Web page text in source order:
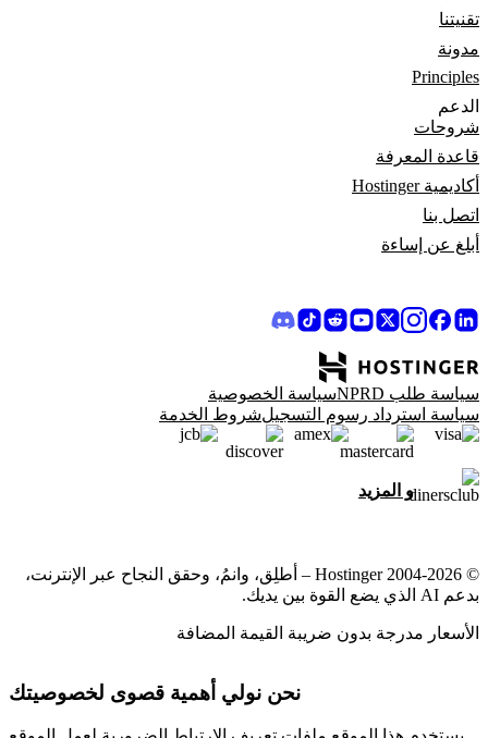
تقنيتنا
مدونة
Principles
الدعم
شروحات
قاعدة المعرفة
أكاديمية Hostinger
اتصل بنا
أبلغ عن إساءة
سياسة طلب NPRD
سياسة الخصوصية
سياسة استرداد رسوم التسجيلشروط الخدمة
و المزيد
© 2004-2026 Hostinger – أطلِق، وانمُ، وحقق النجاح عبر الإنترنت،
بدعم AI الذي يضع القوة بين يديك.
الأسعار مدرجة بدون ضريبة القيمة المضافة
نحن نولي أهمية قصوى لخصوصيتك